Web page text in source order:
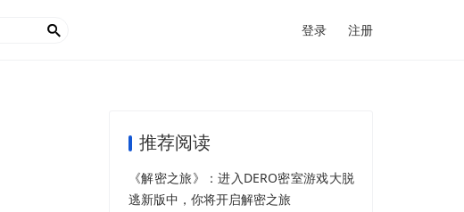
 登录 注册
推荐阅读
《解密之旅》：进入DERO密室游戏大脱
逃新版中，你将开启解密之旅